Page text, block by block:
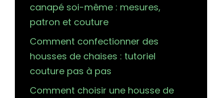
canapé soi-même : mesures,
patron et couture
Comment confectionner des
housses de chaises : tutoriel
couture pas à pas
Comment choisir une housse de